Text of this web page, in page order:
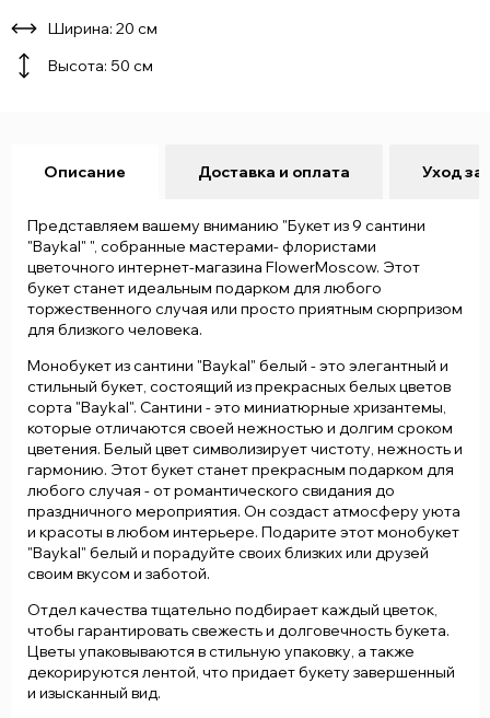
Ширина: 20 см
Высота: 50 см
Описание Доставка и оплата Уход за
Представляем вашему вниманию "Букет из 9 сантини
"Baykal" ", собранные мастерами- флористами
цветочного интернет-магазина FlowerMoscow. Этот
букет станет идеальным подарком для любого
торжественного случая или просто приятным сюрпризом
для близкого человека.
Монобукет из сантини "Baykal" белый - это элегантный и
стильный букет, состоящий из прекрасных белых цветов
сорта "Baykal". Сантини - это миниатюрные хризантемы,
которые отличаются своей нежностью и долгим сроком
цветения. Белый цвет символизирует чистоту, нежность и
гармонию. Этот букет станет прекрасным подарком для
любого случая - от романтического свидания до
праздничного мероприятия. Он создаст атмосферу уюта
и красоты в любом интерьере. Подарите этот монобукет
"Baykal" белый и порадуйте своих близких или друзей
своим вкусом и заботой.
Отдел качества тщательно подбирает каждый цветок,
чтобы гарантировать свежесть и долговечность букета.
Цветы упаковываются в стильную упаковку, а также
декорируются лентой, что придает букету завершенный
и изысканный вид.